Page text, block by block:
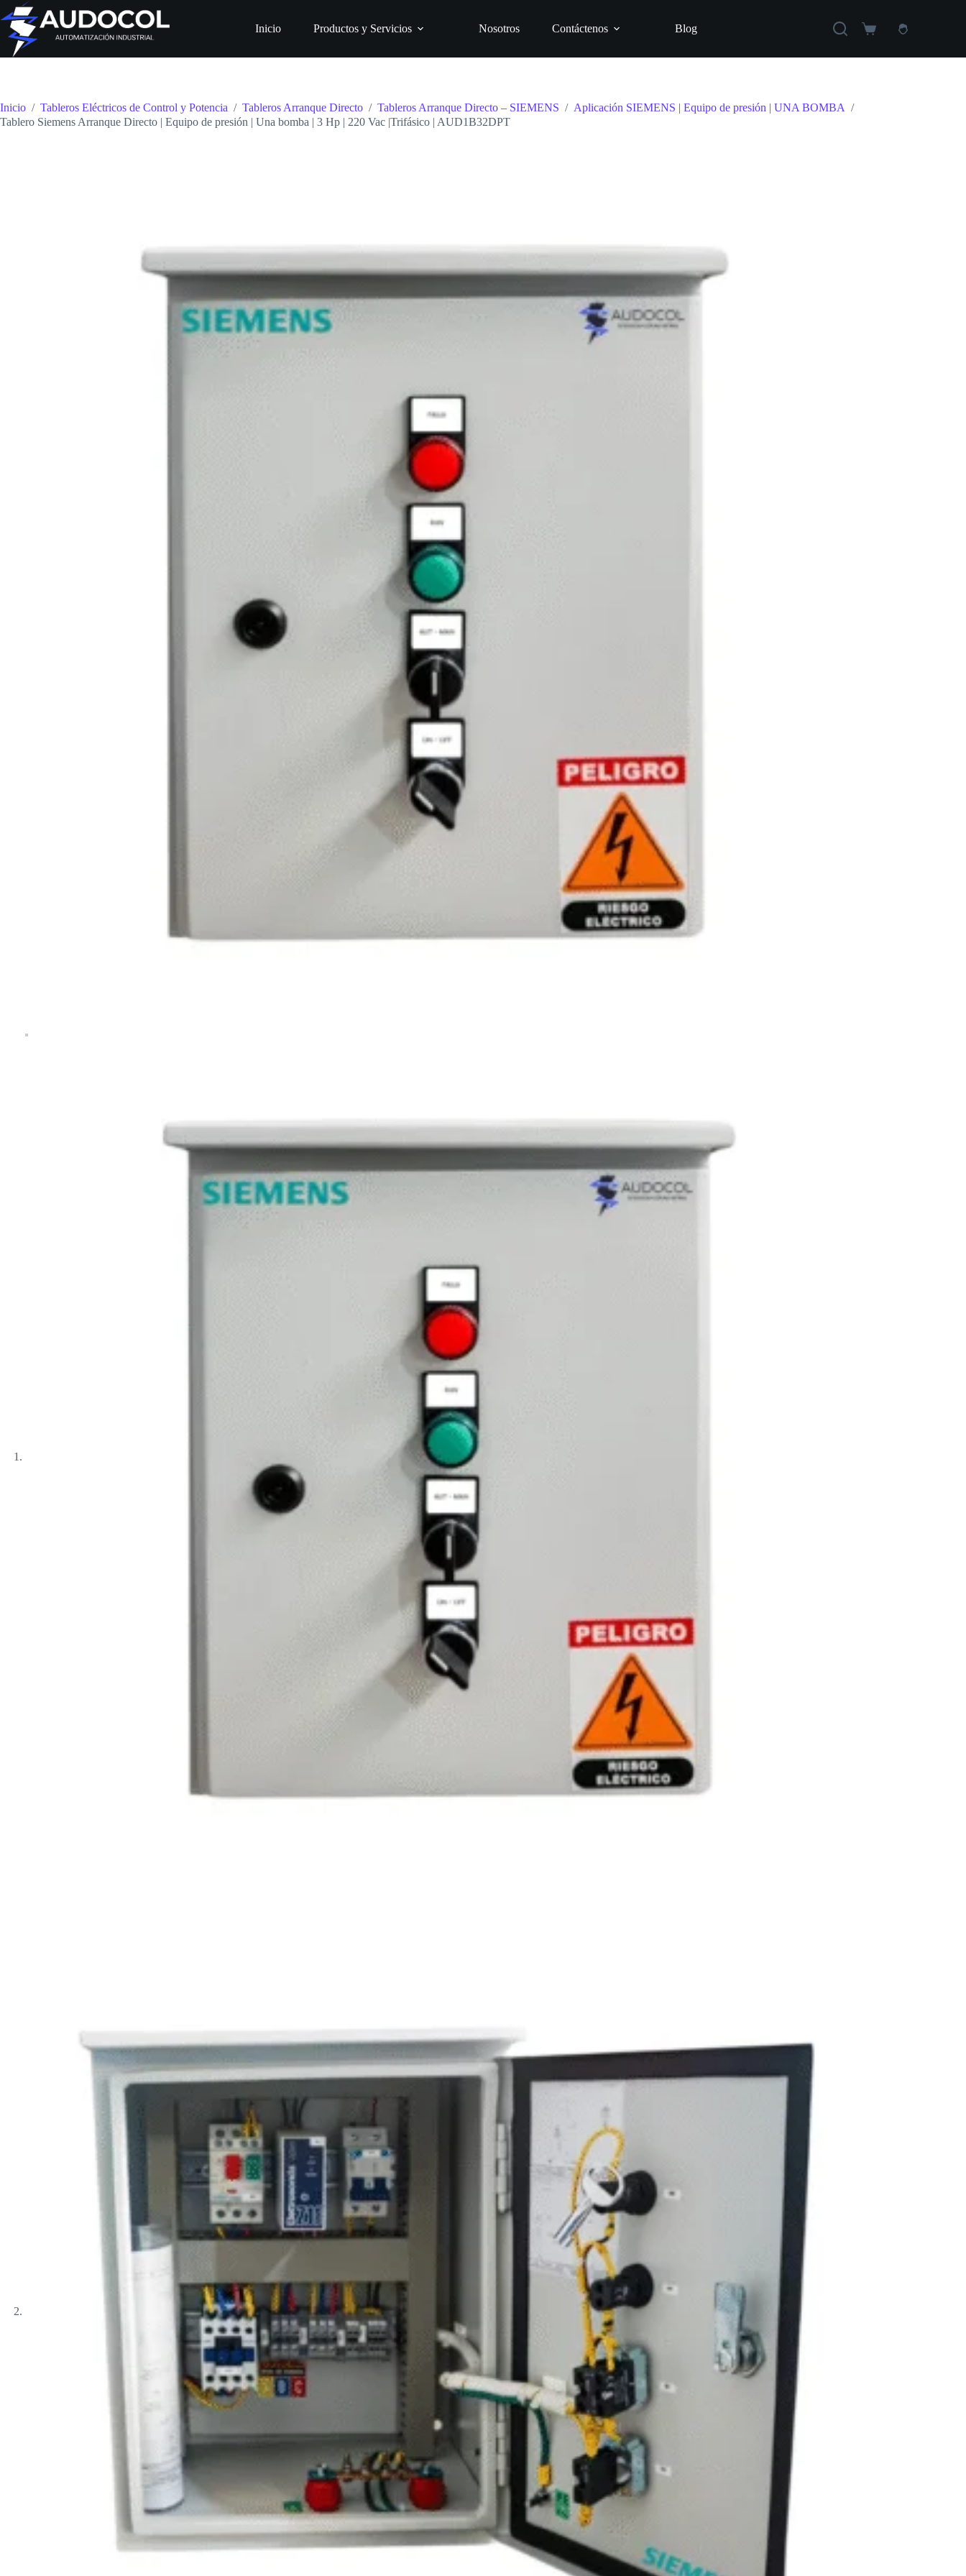
Saltar
al
contenido
Inicio Productos y Servicios Nosotros Contáctenos Blog
Carro
compra
Inicio / Tableros Eléctricos de Control y Potencia / Tableros Arranque Directo / Tableros Arranque Directo – SIEMENS / Aplicación SIEMENS | Equipo de presión | UNA BOMBA /
Tablero Siemens Arranque Directo | Equipo de presión | Una bomba | 3 Hp | 220 Vac |Trifásico | AUD1B32DPT